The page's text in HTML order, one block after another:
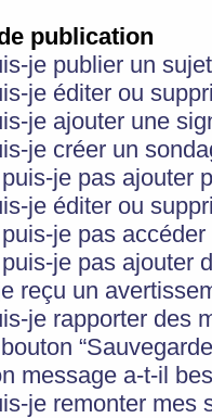
publication
je publier un
je éditer ou
je ajouter une
je créer un
je pas ajouter
je éditer ou
je pas
je pas ajouter
reçu un
je rapporter des
message a-t-il
je remonter mes